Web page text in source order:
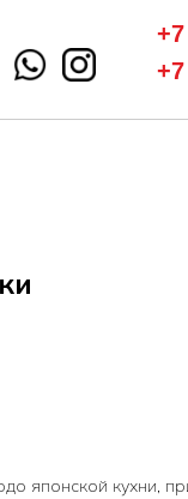
японской кухни,